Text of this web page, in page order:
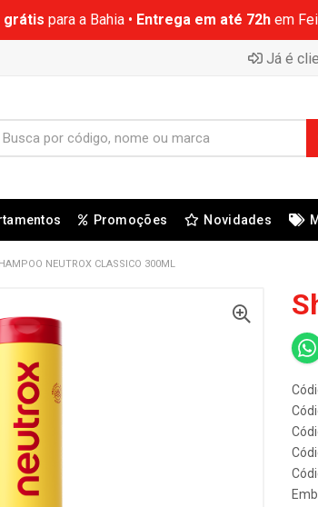
grátis para a Bahia • Entrega em até 72hem
Já é
Promoções Novidades
NEUTROX CLASSICO 300ML